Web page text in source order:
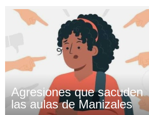
Agresiones que sacuden
las aulas de Manizales